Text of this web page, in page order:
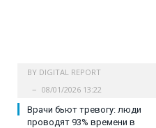
BY DIGITAL REPORT
08/01/2026 13:22
Врачи бьют тревогу: люди
проводят 93% времени в